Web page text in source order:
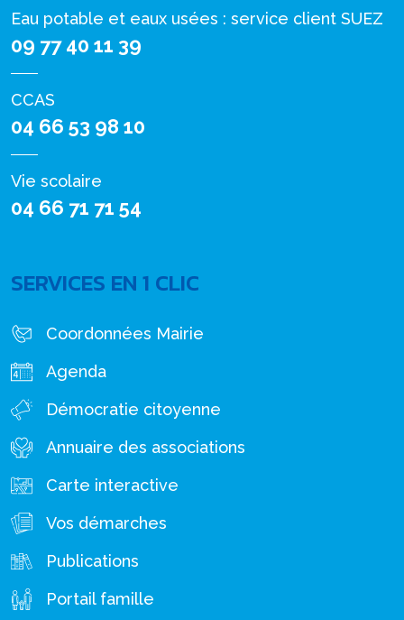
Eau potable et eaux usées : service client SUEZ
09 77 40 11 39
CCAS
04 66 53 98 10
Vie scolaire
04 66 71 71 54
SERVICES EN 1 CLIC
Coordonnées Mairie
Agenda
Démocratie citoyenne
Annuaire des associations
Carte interactive
Vos démarches
Publications
Portail famille